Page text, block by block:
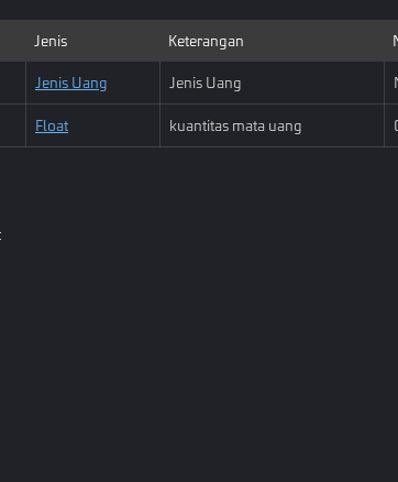
Jenis Keterangan
Jenis Uang Jenis Uang
Float kuantitas mata uang